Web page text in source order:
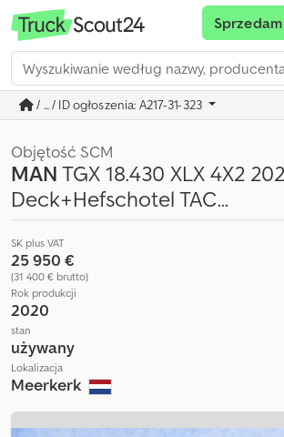
Sprzedam
/ ... / ID ogłoszenia: A217-31-323
Objętość SCM
MANTGX 18.430 XLX 4X2
Deck+Hefschotel TAC...
SK plus VAT
25 950 €
(31 400 € brutto)
Rok produkcji
2020
stan
używany
Lokalizacja
Meerkerk